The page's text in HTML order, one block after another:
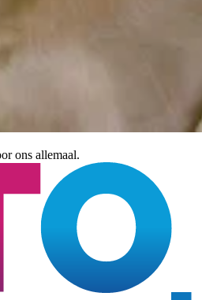
ons allemaal.